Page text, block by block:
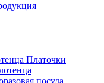
Платочки